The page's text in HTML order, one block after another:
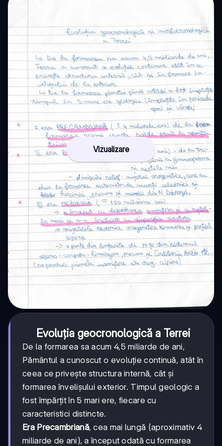
Vizualizare
Evoluția geocronologică a Terrei
De la formarea sa acum 4,5 miliarde de ani,
Pământul a cunoscut o evoluție continuă, atât în
ceea ce privește structura internă, cât și
formarea învelișului exterior. Timpul geologic a
fost împărțit în 5 mari ere, fiecare cu
caracteristici distincte.
Era Precambriană, cea mai lungă (aproximativ 4
miliarde de ani), a început odată cu formarea